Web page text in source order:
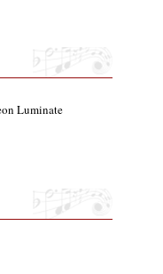
1981-
(2008.
- 8. rész)
Luminate